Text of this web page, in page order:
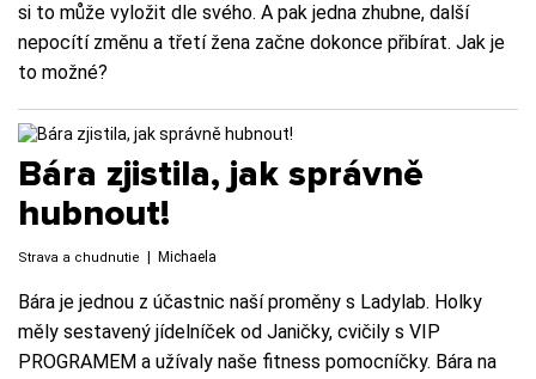
si to může vyložit dle svého. A pak jedna zhubne, další
nepocítí změnu a třetí žena začne dokonce přibírat. Jak je
to možné?
Bára zjistila, jak správně
hubnout!
Strava a chudnutie Michaela
Bára je jednou z účastnic naší proměny s Ladylab. Holky
měly sestavený jídelníček od Janičky, cvičily s VIP
PROGRAMEM a užívaly naše fitness pomocníčky. Bára na